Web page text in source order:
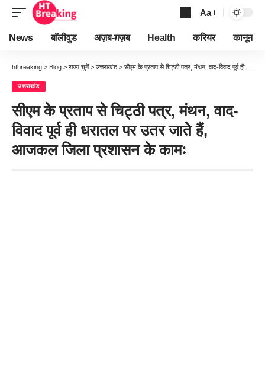
Font
Resizer
Aa
News बॉलीवुड अज़ब-ग़ज़ब Health करियर कानून
htbreaking > Blog > राज्य चुनें > उत्तराखंड > सीएम के प्रताप से चिट्ठी पत्र, मंथन, वाद-विवाद पूर्व ही धरातल पर उतर जाते हैं, आजकल जिला प्रशासन के कामः
उत्तराखंड
सीएम के प्रताप से चिट्ठी पत्र, मंथन, वाद-
विवाद पूर्व ही धरातल पर उतर जाते हैं,
आजकल जिला प्रशासन के कामः